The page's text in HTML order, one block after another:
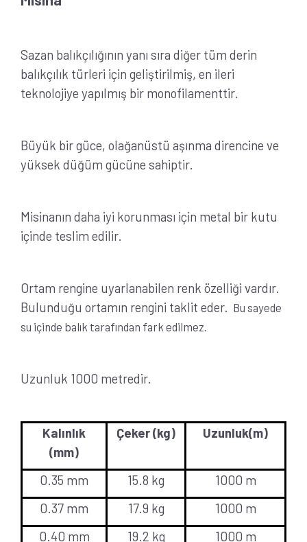
Sazan balıkçılığının yanı sıra diğer tüm derin
balıkçılık türleri için geliştirilmiş, en ileri
teknolojiye yapılmış bir monofilamenttir.
Büyük bir güce, olağanüstü aşınma direncine ve
yüksek düğüm gücüne sahiptir.
Misinanın daha iyi korunması için metal bir kutu
içinde teslim edilir.
Ortam rengine uyarlanabilen renk özelliği vardır.
Bulunduğu ortamın rengini taklit eder.
Bu sayede
su içinde balık tarafından fark edilmez.
Uzunluk 1000 metredir.
Kalınlık
(mm)
Çeker (kg) Uzunluk(m)
0.35 mm 15.8 kg
1000 m
0.37 mm
17.9 kg
1000 m
0.40 mm
19.2 kg 1000 m